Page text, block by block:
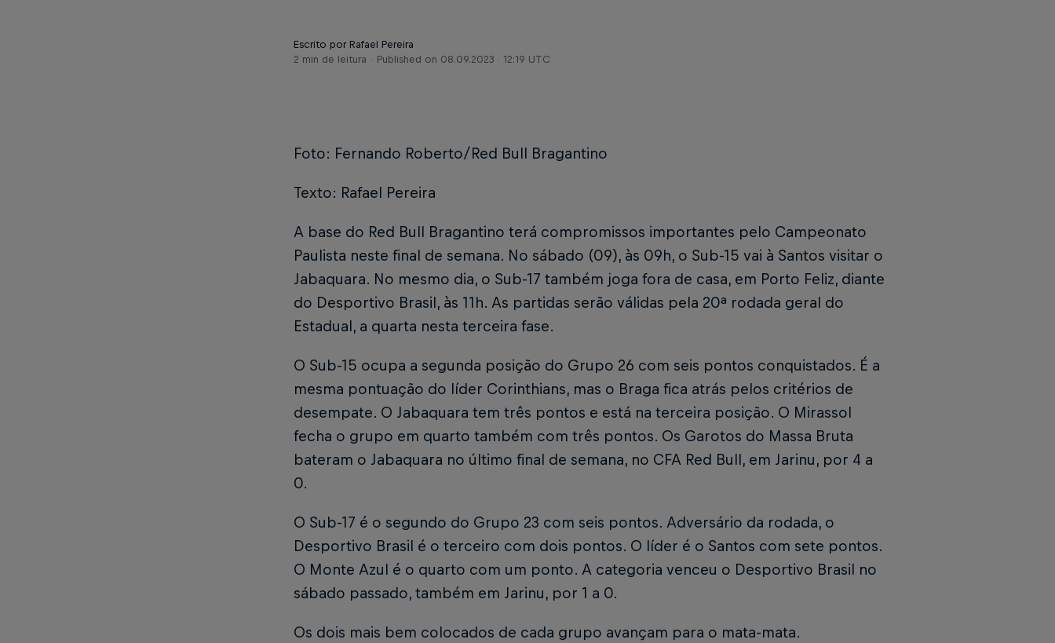
Escrito por Rafael Pereira
2 min de leitura
Published on 08.09.2023 · 12:19 UTC
Foto: Fernando Roberto/Red Bull Bragantino
Texto: Rafael Pereira
A base do Red Bull Bragantino terá compromissos importantes pelo Campeonato
Paulista neste final de semana. No sábado (09), às 09h, o Sub-15 vai à Santos visitar o
Jabaquara. No mesmo dia, o Sub-17 também joga fora de casa, em Porto Feliz, diante
do Desportivo Brasil, às 11h. As partidas serão válidas pela 20ª rodada geral do
Estadual, a quarta nesta terceira fase.
O Sub-15 ocupa a segunda posição do Grupo 26 com seis pontos conquistados. É a
mesma pontuação do líder Corinthians, mas o Braga fica atrás pelos critérios de
desempate. O Jabaquara tem três pontos e está na terceira posição. O Mirassol
fecha o grupo em quarto também com três pontos. Os Garotos do Massa Bruta
bateram o Jabaquara no último final de semana, no CFA Red Bull, em Jarinu, por 4 a
0.
O Sub-17 é o segundo do Grupo 23 com seis pontos. Adversário da rodada, o
Desportivo Brasil é o terceiro com dois pontos. O líder é o Santos com sete pontos.
O Monte Azul é o quarto com um ponto. A categoria venceu o Desportivo Brasil no
sábado passado, também em Jarinu, por 1 a 0.
Os dois mais bem colocados de cada grupo avançam para o mata-mata.